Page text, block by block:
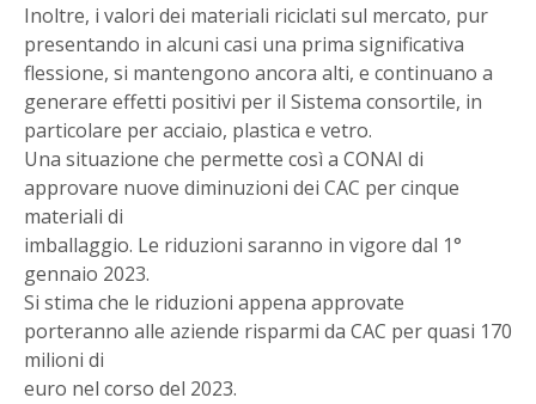
Inoltre, i valori dei materiali riciclati sul mercato, pur
presentando in alcuni casi una prima significativa
flessione, si mantengono ancora alti, e continuano a
generare effetti positivi per il Sistema consortile, in
particolare per acciaio, plastica e vetro.
Una situazione che permette così a CONAI di
approvare nuove diminuzioni dei CAC per cinque
materiali di
imballaggio. Le riduzioni saranno in vigore dal 1°
gennaio 2023.
Si stima che le riduzioni appena approvate
porteranno alle aziende risparmi da CAC per quasi 170
milioni di
euro nel corso del 2023.